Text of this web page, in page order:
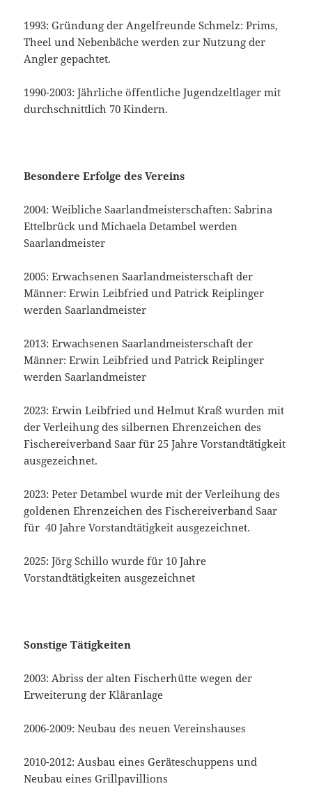
1993: Gründung der Angelfreunde Schmelz: Prims,
Theel und Nebenbäche werden zur Nutzung der
Angler gepachtet.
1990-2003: Jährliche öffentliche Jugendzeltlager mit
durchschnittlich 70 Kindern.
Besondere Erfolge des Vereins
2004: Weibliche Saarlandmeisterschaften: Sabrina
Ettelbrück und Michaela Detambel werden
Saarlandmeister
2005: Erwachsenen Saarlandmeisterschaft der
Männer: Erwin Leibfried und Patrick Reiplinger
werden Saarlandmeister
2013: Erwachsenen Saarlandmeisterschaft der
Männer: Erwin Leibfried und Patrick Reiplinger
werden Saarlandmeister
2023: Erwin Leibfried und Helmut Kraß wurden mit
der Verleihung des silbernen Ehrenzeichen des
Fischereiverband Saar für 25 Jahre Vorstandtätigkeit
ausgezeichnet.
2023: Peter Detambel wurde mit der Verleihung des
goldenen Ehrenzeichen des Fischereiverband Saar
für 40 Jahre Vorstandtätigkeit ausgezeichnet.
2025: Jörg Schillo wurde für 10 Jahre
Vorstandtätigkeiten ausgezeichnet
Sonstige Tätigkeiten
2003: Abriss der alten Fischerhütte wegen der
Erweiterung der Kläranlage
2006-2009: Neubau des neuen Vereinshauses
2010-2012: Ausbau eines Geräteschuppens und
Neubau eines Grillpavillions